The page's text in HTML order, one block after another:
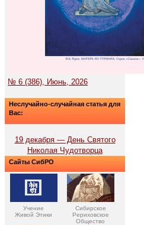
№ 6 (386), Июнь, 2026
Неслучайно-случайная статья для
Вас:
19 декабря — День Святого
Николая Чудотворца
Сайты СибРО
Учение
Живой Этики
Сибирское
Рериховское
Общество